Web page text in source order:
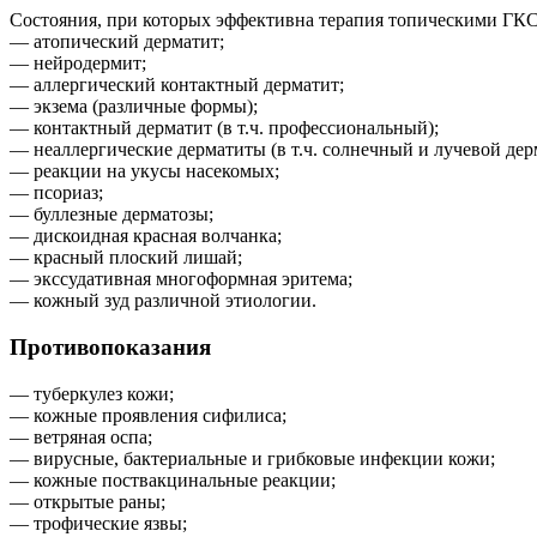
Состояния, при которых эффективна терапия топическими
— атопический дерматит;
— нейродермит;
— аллергический контактный дерматит;
— экзема (различные формы);
— контактный дерматит (в т.ч. профессиональный);
— неаллергические дерматиты (в т.ч. солнечный и лучевой
— реакции на укусы насекомых;
— псориаз;
— буллезные дерматозы;
— дискоидная красная волчанка;
— красный плоский лишай;
— экссудативная многоформная эритема;
— кожный зуд различной этиологии.
Противопоказания
— туберкулез кожи;
— кожные проявления сифилиса;
— ветряная оспа;
— вирусные, бактериальные и грибковые инфекции кожи;
— кожные поствакцинальные реакции;
— открытые раны;
— трофические язвы;